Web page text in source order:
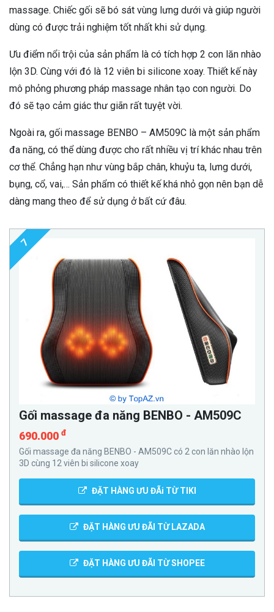
massage. Chiếc gối sẽ bó sát vùng lưng dưới và giúp người
dùng có được trải nghiệm tốt nhất khi sử dụng.
Ưu điểm nổi trội của sản phẩm là có tích hợp 2 con lăn nhào
lộn 3D. Cùng với đó là 12 viên bi silicone xoay. Thiết kế này
mô phỏng phương pháp massage nhân tạo con người. Do
đó sẽ tạo cảm giác thư giãn rất tuyệt vời.
Ngoài ra, gối massage BENBO – AM509C là một sản phẩm
đa năng, có thể dùng được cho rất nhiều vị trí khác nhau trên
cơ thể. Chẳng hạn như vùng bắp chân, khuỷu ta, lưng dưới,
bụng, cổ, vai,… Sản phẩm có thiết kế khá nhỏ gọn nên bạn dễ
dàng mang theo để sử dụng ở bất cứ đâu.
7
Gối massage đa năng BENBO - AM509C
690.000 đ
Gối massage đa năng BENBO - AM509C có 2 con lăn nhào lộn
3D cùng 12 viên bi silicone xoay
ĐẶT HÀNG ƯU ĐÃi TỪ TIKI
ĐẶT HÀNG ƯU ĐÃI TỪ LAZADA
ĐẶT HÀNG ƯU ĐÃI TỪ SHOPEE